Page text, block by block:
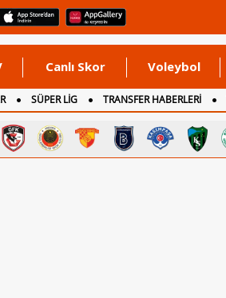
Canlı Skor Voleybol
SÜPER LİG TRANSFER HABERLERİ